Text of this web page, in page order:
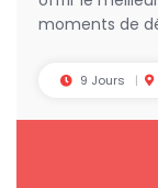
moments de
9 Jours